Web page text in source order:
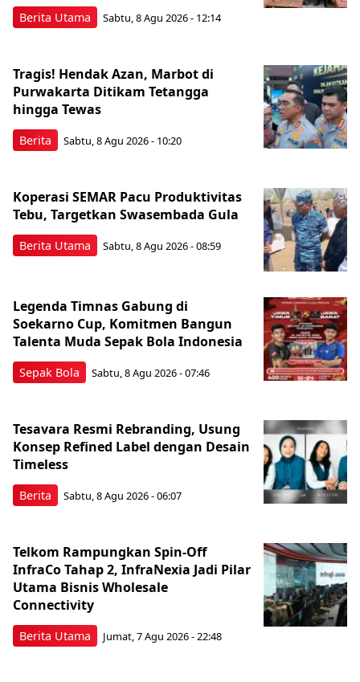
Berita Utama Sabtu, 8 Agu 2026 - 12:14
Berita
Tragis! Hendak Azan, Marbot di
Purwakarta Ditikam Tetangga
hingga Tewas
Sabtu, 8 Agu 2026 - 10:20
Berita Utama
Koperasi SEMAR Pacu Produktivitas
Tebu, Targetkan Swasembada Gula
Sabtu, 8 Agu 2026 - 08:59
Sepak Bola
Legenda Timnas Gabung di
Soekarno Cup, Komitmen Bangun
Talenta Muda Sepak Bola Indonesia
Sabtu, 8 Agu 2026 - 07:46
Berita
Tesavara Resmi Rebranding, Usung
Konsep Refined Label dengan Desain
Timeless
Sabtu, 8 Agu 2026 - 06:07
Berita Utama
Telkom Rampungkan Spin-Off
InfraCo Tahap 2, InfraNexia Jadi Pilar
Utama Bisnis Wholesale
Connectivity
Jumat, 7 Agu 2026 - 22:48